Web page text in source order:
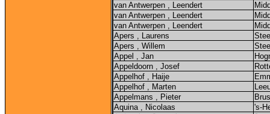
van Antwerpen , Leendert
van Antwerpen , Leendert
van Antwerpen , Leendert
Apers , Laurens
Apers , Willem
Appel , Jan
Appeldoorn , Josef
Appelhof , Haije
Appelhof , Marten
Appelmans , Pieter
Aquina , Nicolaas
's-